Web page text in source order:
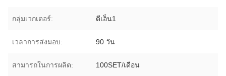
กลุ่มเวกเตอร์: ดีเอ็น1
เวลาการส่งมอบ: 90 วัน
สามารถในการผลิต: 100SET/เดือน